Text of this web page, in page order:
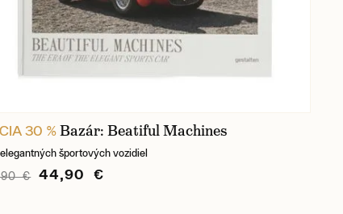
30 %Bazár: Beatiful Machines
športových vozidiel
€ 44,90 €